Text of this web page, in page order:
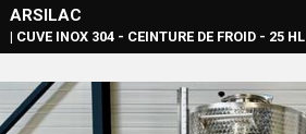
ARSILAC
| CUVE INOX 304 - CEINTURE DE FROID - 25 HL